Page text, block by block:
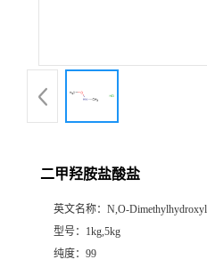
二甲羟胺盐酸盐
英文名称： N,O-
型号： 1kg,5kg
纯度： 99